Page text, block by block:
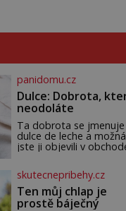
panidomu.cz
Dulce: Dobrota,
neodoláte
Ta dobrota se jmenuje
dulce de leche a
jste ji objevili v
ještě lepší. Název je
španělský a znamená
jednoduše „mléčná
skutecnepribehy.cz
Ten můj chlap je
prostě báječný